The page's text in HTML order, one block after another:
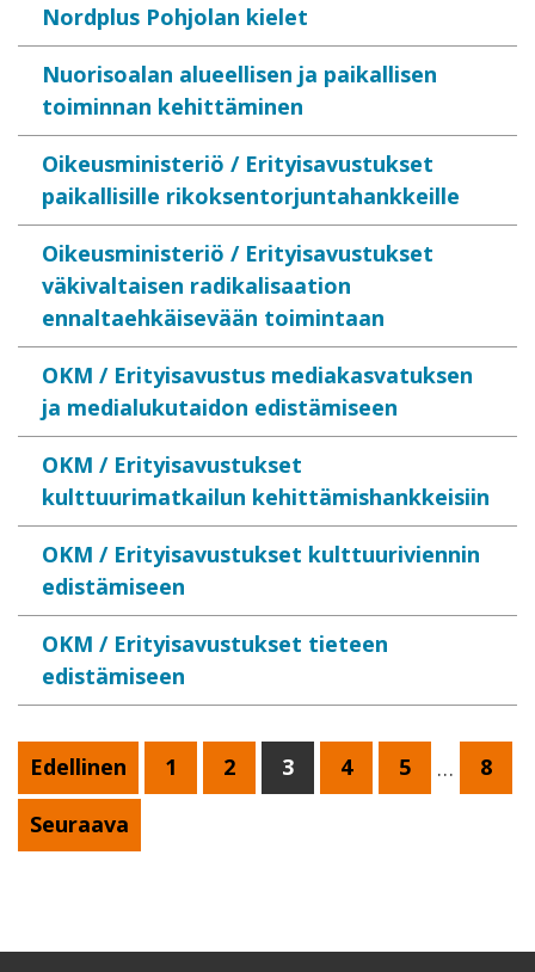
Nordplus Pohjolan kielet
Nuorisoalan alueellisen ja paikallisen
toiminnan kehittäminen
Oikeusministeriö / Erityisavustukset
paikallisille rikoksentorjuntahankkeille
Oikeusministeriö / Erityisavustukset
väkivaltaisen radikalisaation
ennaltaehkäisevään toimintaan
OKM / Erityisavustus mediakasvatuksen
ja medialukutaidon edistämiseen
OKM / Erityisavustukset
kulttuurimatkailun kehittämishankkeisiin
OKM / Erityisavustukset kulttuuriviennin
edistämiseen
OKM / Erityisavustukset tieteen
edistämiseen
Edellinen 1 2 3 4 5 …
8
Seuraava